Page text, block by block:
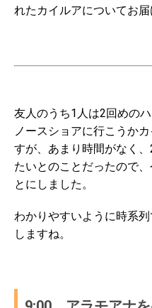
れたカイルアについてお届
友人のうち1人は2回めの
ノースショアに行こうか
すが、あまり時間がなく
たいとのことだったので
とにしました。
わかりやすいように時系
しますね。